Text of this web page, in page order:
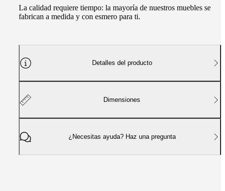
La calidad requiere tiempo: la mayoría de nuestros muebles se
fabrican a medida y con esmero para ti.
Detalles del producto
Dimensiones
¿Necesitas ayuda? Haz una pregunta